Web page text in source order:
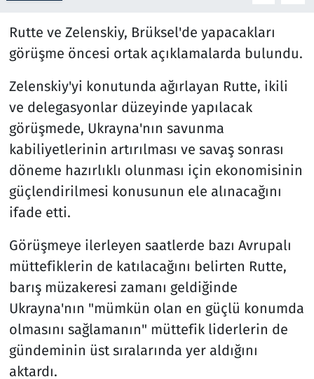
Rutte ve Zelenskiy, Brüksel'de yapacakları
görüşme öncesi ortak açıklamalarda bulundu.
Zelenskiy'yi konutunda ağırlayan Rutte, ikili
ve delegasyonlar düzeyinde yapılacak
görüşmede, Ukrayna'nın savunma
kabiliyetlerinin artırılması ve savaş sonrası
döneme hazırlıklı olunması için ekonomisinin
güçlendirilmesi konusunun ele alınacağını
ifade etti.
Görüşmeye ilerleyen saatlerde bazı Avrupalı
müttefiklerin de katılacağını belirten Rutte,
barış müzakeresi zamanı geldiğinde
Ukrayna'nın "mümkün olan en güçlü konumda
olmasını sağlamanın" müttefik liderlerin de
gündeminin üst sıralarında yer aldığını
aktardı.
Teknoloji ve Bilim
Televizyon